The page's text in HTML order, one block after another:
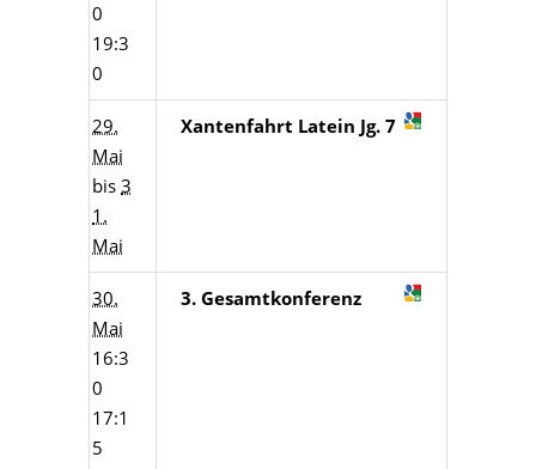
0
19:3
0
29.
Mai
bis 3
1.
Mai
Xantenfahrt Latein Jg. 7
30.
Mai
16:3
0
17:1
5
3. Gesamtkonferenz